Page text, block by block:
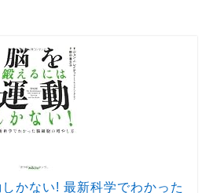
かない! 最新科学でわかった